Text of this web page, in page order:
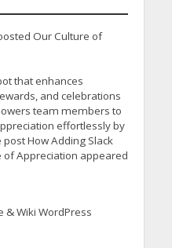
Our Culture of
that enhances
and celebrations
team members to
effortlessly by
How Adding Slack
of Appreciation appeared
& Wiki WordPress